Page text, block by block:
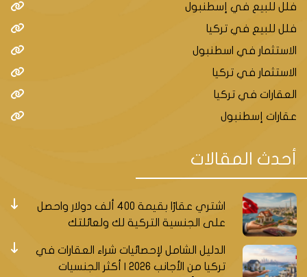
فلل للبيع في إسطنبول
فلل للبيع في تركيا
الاستثمار في اسطنبول
الاستثمار في تركيا
العقارات في تركيا
عقارات إسطنبول
أحدث المقالات
اشتري عقارًا بقيمة 400 ألف دولار واحصل
على الجنسية التركية لك ولعائلتك
الدليل الشامل لإحصائيات شراء العقارات في
تركيا من الأجانب 2026 | أكثر الجنسيات